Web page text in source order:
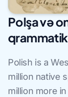
Polşa və
Polish is a
million native
million more